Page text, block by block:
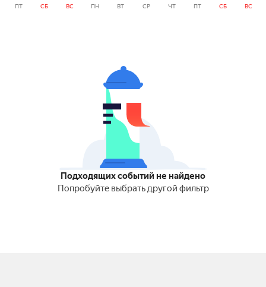
ПТ СБ ВС ПН ВТ СР ЧТ ПТ СБ ВС
Подходящих событий не найдено
Попробуйте выбрать другой фильтр